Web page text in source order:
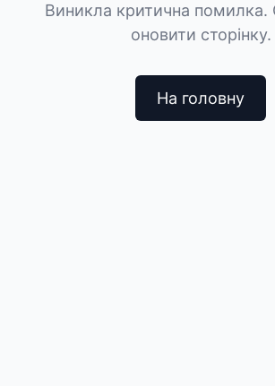
Виникла критична помилка.
оновити сторінку.
На головну